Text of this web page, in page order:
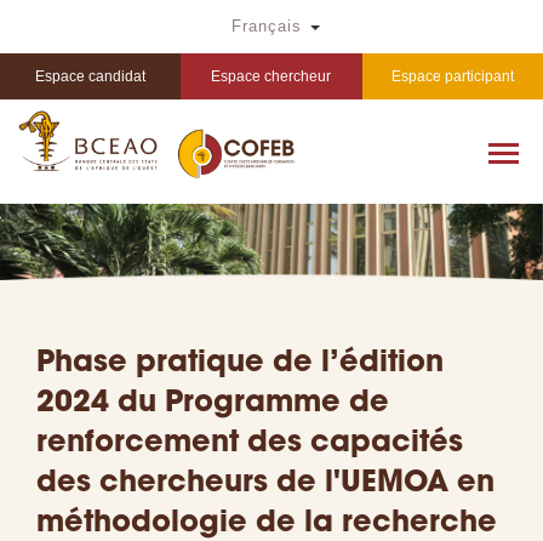
principal
Français Toggle Dropdown
Espace candidat Espace chercheur Espace participant
Phase pratique de l’édition
2024 du Programme de
renforcement des capacités
des chercheurs de l'UEMOA en
méthodologie de la recherche